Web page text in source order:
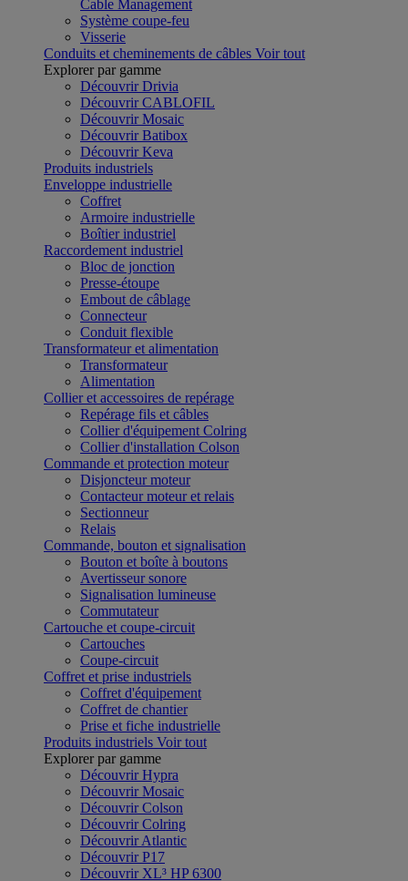
Cable Management
Système coupe-feu
Visserie
Conduits et cheminements de câbles Voir tout
Explorer par gamme
Découvrir Drivia
Découvrir CABLOFIL
Découvrir Mosaic
Découvrir Batibox
Découvrir Keva
Produits industriels
Enveloppe industrielle
Coffret
Armoire industrielle
Boîtier industriel
Raccordement industriel
Bloc de jonction
Presse-étoupe
Embout de câblage
Connecteur
Conduit flexible
Transformateur et alimentation
Transformateur
Alimentation
Collier et accessoires de repérage
Repérage fils et câbles
Collier d'équipement Colring
Collier d'installation Colson
Commande et protection moteur
Disjoncteur moteur
Contacteur moteur et relais
Sectionneur
Relais
Commande, bouton et signalisation
Bouton et boîte à boutons
Avertisseur sonore
Signalisation lumineuse
Commutateur
Cartouche et coupe-circuit
Cartouches
Coupe-circuit
Coffret et prise industriels
Coffret d'équipement
Coffret de chantier
Prise et fiche industrielle
Produits industriels Voir tout
Explorer par gamme
Découvrir Hypra
Découvrir Mosaic
Découvrir Colson
Découvrir Colring
Découvrir Atlantic
Découvrir P17
Découvrir XL³ HP 6300